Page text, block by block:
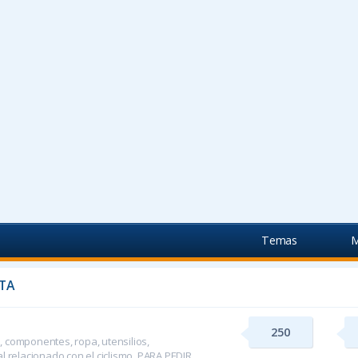
Temas
componentes, ropa, utensilios,
250